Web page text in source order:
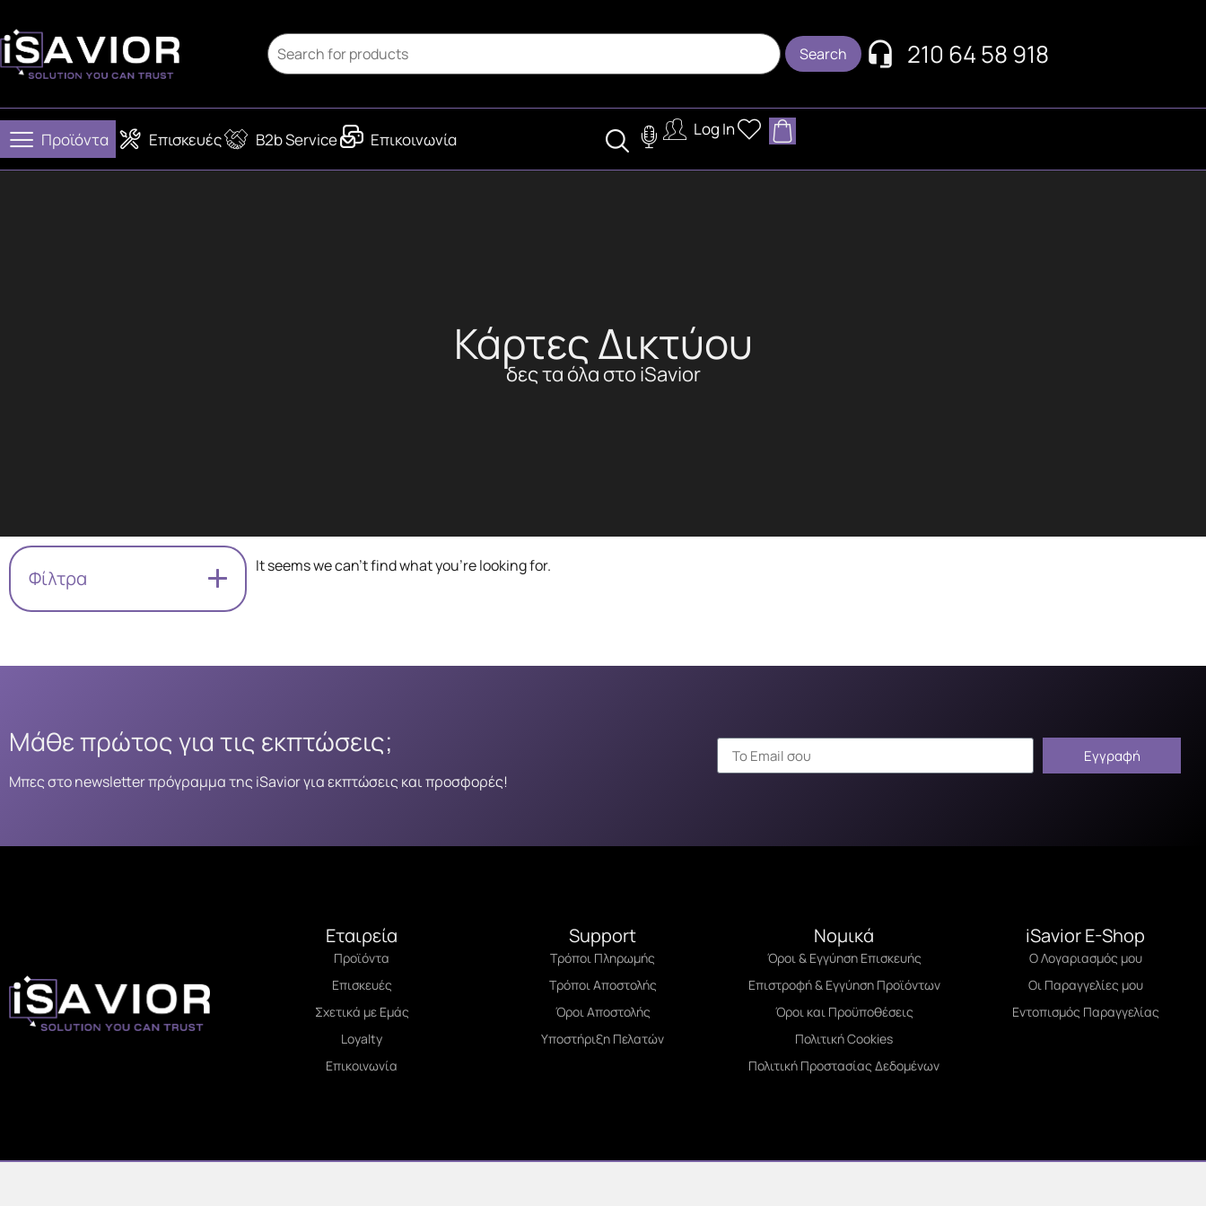
210 64 58 918
Προϊόντα Επισκευές B2b Service Επικοινωνία Log In
Κάρτες Δικτύου
δες τα όλα στο iSavior
Φίλτρα
It seems we can't find what you're looking for.
Μάθε πρώτος για τις εκπτώσεις;
Μπες στο newsletter πρόγραμμα της iSavior για εκπτώσεις και προσφορές!
Εγγραφή
Εταιρεία
Προϊόντα
Επισκευές
Σχετικά με Εμάς
Loyalty
Επικοινωνία
Support
Τρόποι Πληρωμής
Τρόποι Αποστολής
Όροι Αποστολής
Υποστήριξη Πελατών
Νομικά
Όροι & Εγγύηση Επισκευής
Επιστροφή & Εγγύηση Προϊόντων
Όροι και Προϋποθέσεις
Πολιτική Cookies
Πολιτική Προστασίας Δεδομένων
iSavior E-Shop
Ο Λογαριασμός μου
Οι Παραγγελίες μου
Εντοπισμός Παραγγελίας